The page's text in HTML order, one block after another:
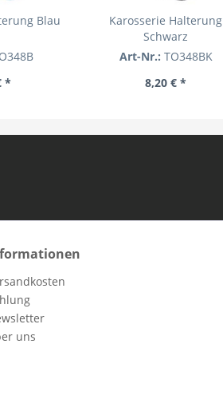
Blau
*
Karosserie Halterung
Schwarz
Art-Nr.: TO348BK
8,20 € *
uns